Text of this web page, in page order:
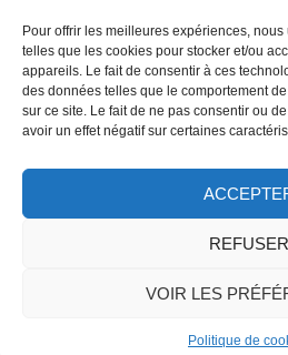
Pour offrir les meilleures expériences,
telles que les cookies pour stocker et/ou
appareils. Le fait de consentir à ces
des données telles que le comportement
sur ce site. Le fait de ne pas consentir ou
avoir un effet négatif sur certaines
REFUSER
VOIR LES
Politique de
Jeudi et samedi :de 8h30 à
2025 Bauvin -